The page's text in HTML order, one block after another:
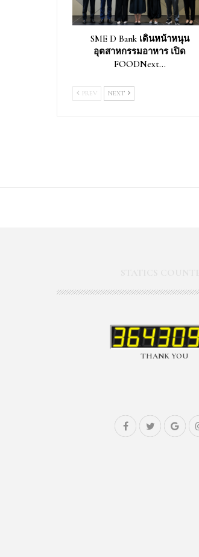
SME D Bank เดินหน้าหนุน
อุตสาหกรรมอาหาร เปิด
FOODNext…
PREV NEXT
THANK YOU